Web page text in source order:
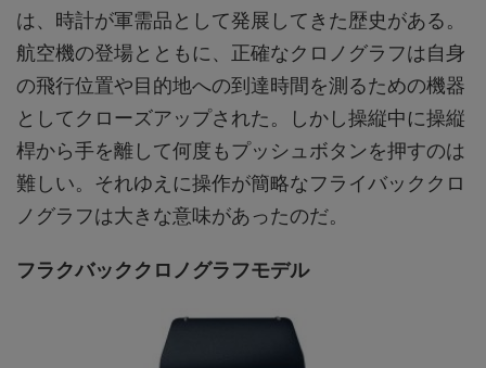
は、時計が軍需品として発展してきた歴史がある。
航空機の登場とともに、正確なクロノグラフは自身
の飛行位置や目的地への到達時間を測るための機器
としてクローズアップされた。しかし操縦中に操縦
桿から手を離して何度もプッシュボタンを押すのは
難しい。それゆえに操作が簡略なフライバッククロ
ノグラフは大きな意味があったのだ。
フラクバッククロノグラフモデル